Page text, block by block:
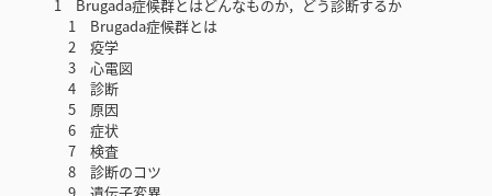
1 Brugada症候群とはどんなものか，どう診断するか
1 Brugada症候群とは
2 疫学
3 心電図
4 診断
5 原因
6 症状
7 検査
8 診断のコツ